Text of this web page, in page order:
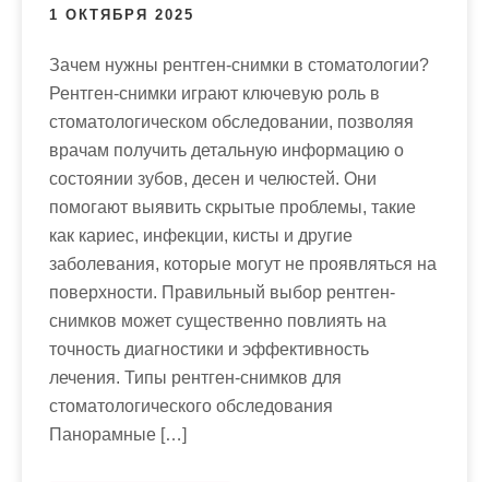
1 ОКТЯБРЯ 2025
Зачем нужны рентген-снимки в стоматологии?
Рентген-снимки играют ключевую роль в
стоматологическом обследовании, позволяя
врачам получить детальную информацию о
состоянии зубов, десен и челюстей. Они
помогают выявить скрытые проблемы, такие
как кариес, инфекции, кисты и другие
заболевания, которые могут не проявляться на
поверхности. Правильный выбор рентген-
снимков может существенно повлиять на
точность диагностики и эффективность
лечения. Типы рентген-снимков для
стоматологического обследования
Панорамные […]